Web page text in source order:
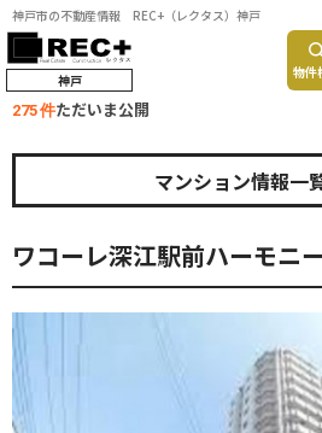
神戸市の不動産情報 REC+（レクタス）神戸
神戸 物件
275 件ただいま公開
ワコーレ深江駅前ハーモニ
マンション情報一